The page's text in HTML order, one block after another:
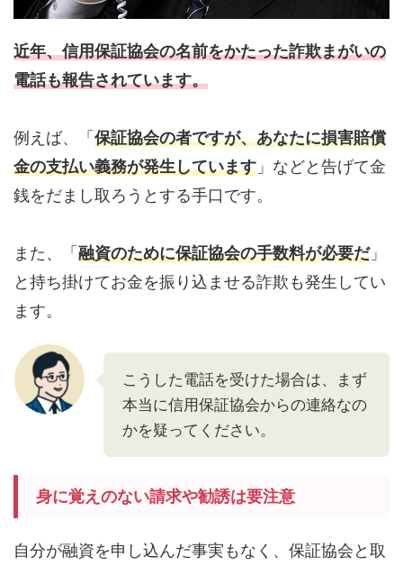
近年、信用保証協会の名前をかたった詐欺まがいの
電話も報告されています。
例えば、「保証協会の者ですが、あなたに損害賠償
金の支払い義務が発生しています 」などと告げて金
銭をだまし取ろうとする手口です。
また、「融資のために保証協会の手数料が必要だ」
と持ち掛けてお金を振り込ませる詐欺も発生してい
ます。
こうした電話を受けた場合は、まず
本当に信用保証協会からの連絡なの
かを疑ってください。
身に覚えのない請求や勧誘は要注意
自分が融資を申し込んだ事実もなく、保証協会と取